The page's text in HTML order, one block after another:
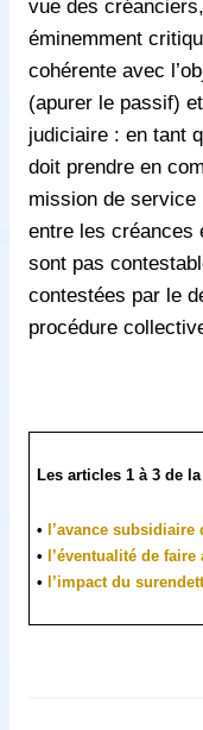
vue des
éminemment
cohérente avec
(apurer le passif)
judiciaire : en tant
doit prendre en
mission de service
entre les créances
sont pas
contestées par le
procédure
Les articles 1 à 3 de
• l’avance subsidiaire
• l’éventualité de
• l’impact du